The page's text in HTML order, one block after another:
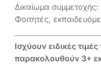
Δικαίωμα
Φοιτητές,
Ισχύουν ειδικές
παρακολουθούν 3+